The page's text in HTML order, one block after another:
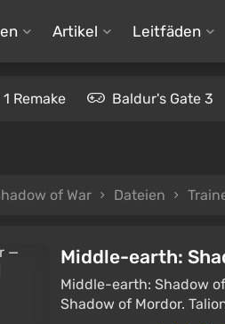
Artikel Leitfäden
Remake Baldur's Gate 3
of War Dateien
Middle-earth:
Middle-earth: Shadow
Shadow of Mordor.